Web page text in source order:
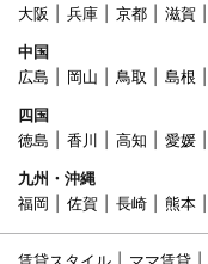
大阪
兵庫 京都 滋賀
中国
広島
岡山 鳥取 島根
四国
徳島
香川 高知
愛媛
九州・沖縄
福岡
佐賀 長崎 熊本